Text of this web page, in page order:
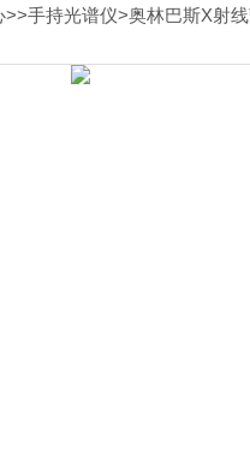
>>手持光谱仪>奥林巴斯X射